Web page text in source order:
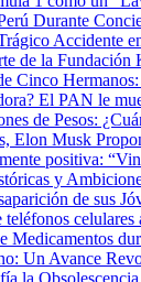
Durante
Accidente
de la Fundación
Cinco
El PAN le
de Pesos:
Elon Musk
positiva:
y
de sus
Un Avance
la Obsolescencia